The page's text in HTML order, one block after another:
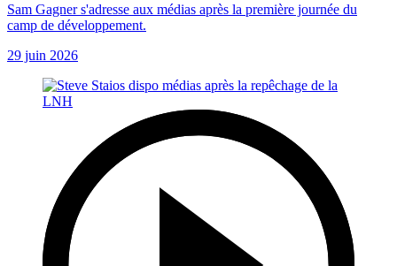
Sam Gagner s'adresse aux médias après la première journée du
camp de développement.
29 juin 2026